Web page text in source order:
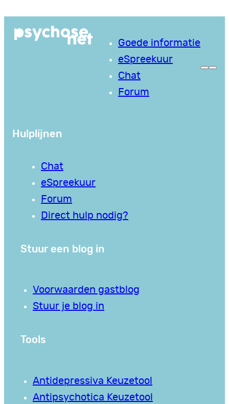
Goede informatie
eSpreekuur
Chat
Forum
Hulplijnen
Chat
eSpreekuur
Forum
Direct hulp nodig?
Stuur een blog in
Voorwaarden gastblog
Stuur je blog in
Tools
Antidepressiva Keuzetool
Antipsychotica Keuzetool